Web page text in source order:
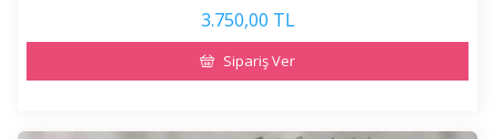
3.750,00 TL
Sipariş Ver